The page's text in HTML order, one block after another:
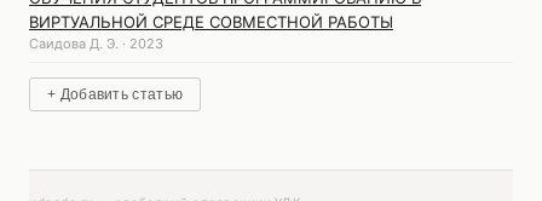
ВИРТУАЛЬНОЙ СРЕДЕ СОВМЕСТНОЙ РАБОТЫ
Саидова Д. Э. · 2023
+ Добавить статью